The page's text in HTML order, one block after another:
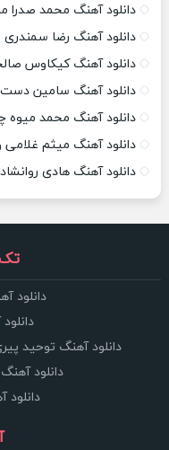
دانلود آهنگ محمد صدرا
دانلود آهنگ رضا
دانلود آهنگ کیکاوس
دانلود آهنگ سامین دست
دانلود آهنگ محمد میوه
دانلود آهنگ میثم
دانلود آهنگ هادی روانشاد
دانلود
دانلود آهنگ توحید
دانلود
دانلود